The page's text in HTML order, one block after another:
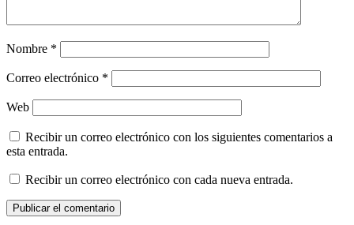
Nombre *
Correo electrónico *
Web
Recibir un correo electrónico con los siguientes comentarios a
esta entrada.
Recibir un correo electrónico con cada nueva entrada.